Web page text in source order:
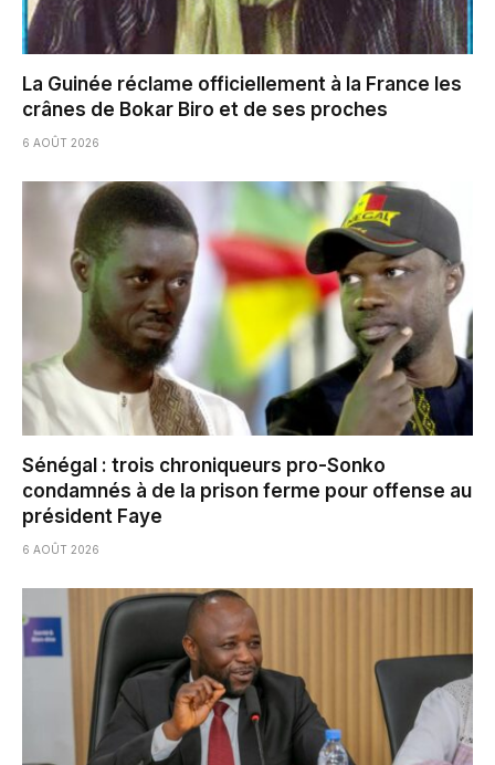
La Guinée réclame officiellement à la France les
crânes de Bokar Biro et de ses proches
6 AOÛT 2026
Sénégal : trois chroniqueurs pro-Sonko
condamnés à de la prison ferme pour offense au
président Faye
6 AOÛT 2026